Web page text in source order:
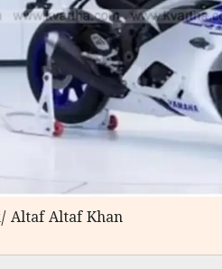
Altaf Altaf Khan